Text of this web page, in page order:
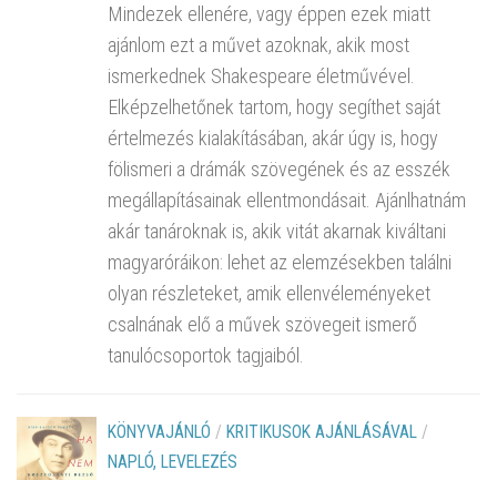
Mindezek ellenére, vagy éppen ezek miatt
ajánlom ezt a művet azoknak, akik most
ismerkednek Shakespeare életművével.
Elképzelhetőnek tartom, hogy segíthet saját
értelmezés kialakításában, akár úgy is, hogy
fölismeri a drámák szövegének és az esszék
megállapításainak ellentmondásait. Ajánlhatnám
akár tanároknak is, akik vitát akarnak kiváltani
magyaróráikon: lehet az elemzésekben találni
olyan részleteket, amik ellenvéleményeket
csalnának elő a művek szövegeit ismerő
tanulócsoportok tagjaiból.
KÖNYVAJÁNLÓ / KRITIKUSOK AJÁNLÁSÁVAL /
NAPLÓ, LEVELEZÉS